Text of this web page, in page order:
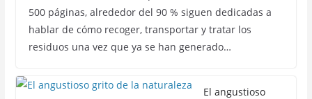
500 páginas, alrededor del 90 % siguen dedicadas a
hablar de cómo recoger, transportar y tratar los
residuos una vez que ya se han generado…
El angustioso